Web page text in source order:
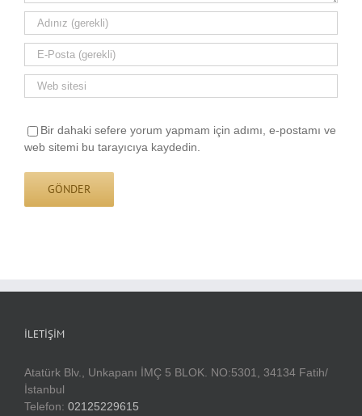
Bir dahaki sefere yorum yapmam için adımı, e-postamı ve
web sitemi bu tarayıcıya kaydedin.
İLETIŞIM
Atatürk Blv., Unkapanı İMÇ 5 BLOK. NO:5301, 34134 Fatih/
İstanbul
Telefon: 02125229615